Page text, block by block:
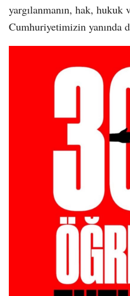
yargılanmanın, hak, hukuk
Cumhuriyetimizin yanında